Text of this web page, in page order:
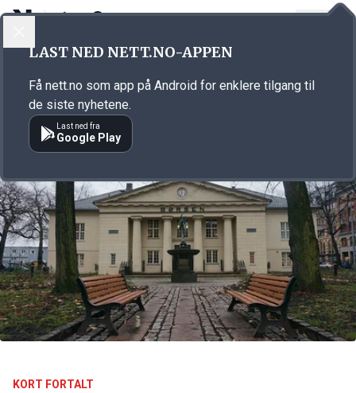
Annonsørinnhold
KORT FORTALT
LAST NED NETT.NO-APPEN
Få nett.no som app på Android for enklere tilgang til
de siste nyhetene.
Last ned fra
Google Play